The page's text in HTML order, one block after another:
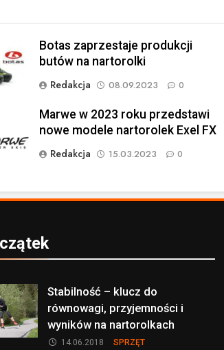
Botas zaprzestaje produkcji
butów na nartorolki
Redakcja
08.09.2023 0
Marwe w 2023 roku przedstawi
nowe modele nartorolek Exel FX
Redakcja
15.03.2023 0
Stabilność – klucz do
równowagi, przyjemności i
wyników na nartorolkach
14.06.2018 SPRZĘT